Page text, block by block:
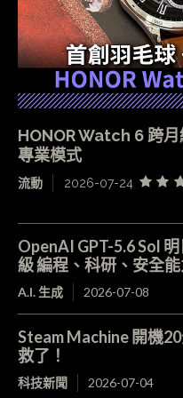
HONOR Watch 6 跨
專業模式
流動 2026-07-24
OpenAI GPT-5.6 Sol
級 編程、科研、安全
A.I. 生成 2026-07-08
Steam Machine 開機
救了！
科技新聞 2026-07-04